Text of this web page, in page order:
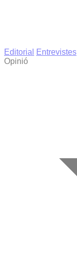
Editorial
Entrevistes
Opinió